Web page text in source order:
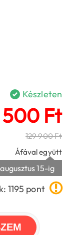
Készleten
500 Ft
129 900 Ft
Áfával együtt
15-ig
1195 pont